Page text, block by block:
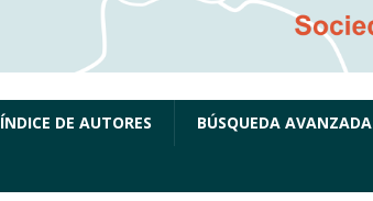
ÍNDICE DE AUTORES BÚSQUEDA AVANZADA